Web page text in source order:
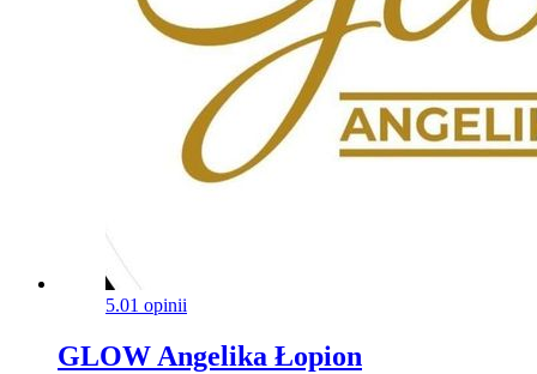
5.01 opinii
GLOW Angelika Łopion